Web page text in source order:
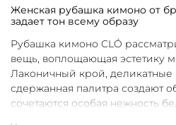
Женская рубашка кимоно от
задает тон всему образу
Рубашка кимоно CLÓ
вещь, воплощающая эстетику
Лаконичный крой, деликатные
сдержанная палитра создают
сочетаются особая нежность